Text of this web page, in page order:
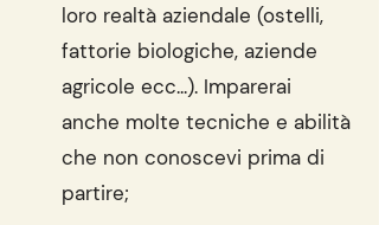
loro realtà aziendale (ostelli,
fattorie biologiche, aziende
agricole ecc...). Imparerai
anche molte tecniche e abilità
che non conoscevi prima di
partire;